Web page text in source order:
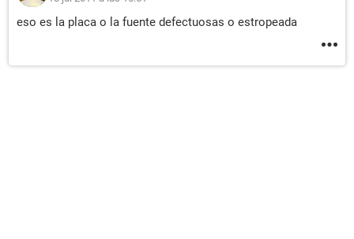
eso es la placa o la fuente defectuosas o estropeada